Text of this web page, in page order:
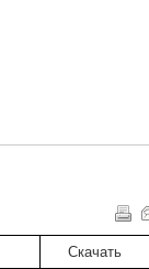
Скачать